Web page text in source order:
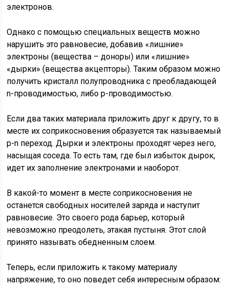
электронов.
Однако с помощью специальных веществ можно
нарушить это равновесие, добавив «лишние»
электроны (вещества – доноры) или «лишние»
«дырки» (вещества акцепторы). Таким образом можно
получить кристалл полупроводника с преобладающей
n-проводимостью, либо p-проводимостью.
Если два таких материала приложить друг к другу, то в
месте их соприкосновения образуется так называемый
p-n переход. Дырки и электроны проходят через него,
насыщая соседа. То есть там, где был избыток дырок,
идет их заполнение электронами и наоборот.
В какой-то момент в месте соприкосновения не
останется свободных носителей заряда и наступит
равновесие. Это своего рода барьер, который
невозможно преодолеть, этакая пустыня. Этот слой
принято называть обедненным слоем.
Теперь, если приложить к такому материалу
напряжение, то оно поведет себя интересным образом: